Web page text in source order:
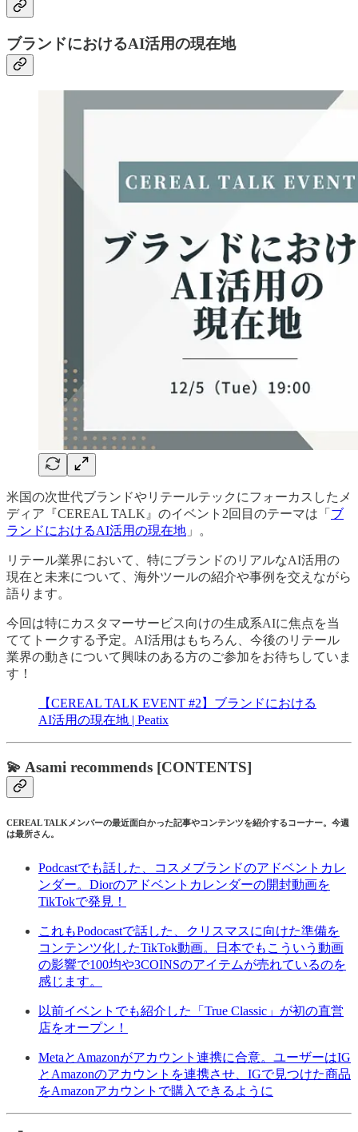
ブランドにおけるAI活用の現在地
米国の次世代ブランドやリテールテックにフォーカスしたメ
ディア『CEREAL TALK』のイベント2回目のテーマは「 ブ
ランドにおけるAI活用の現在地 」。
リテール業界において、特にブランドのリアルなAI活用の
現在と未来について、海外ツールの紹介や事例を交えながら
語ります。
今回は特にカスタマーサービス向けの生成系AIに焦点を当
ててトークする予定。AI活用はもちろん、今後のリテール
業界の動きについて興味のある方のご参加をお待ちしていま
す！
【CEREAL TALK EVENT #2】ブランドにおける
AI活用の現在地 | Peatix
💫 Asami recommends [CONTENTS]
CEREAL TALKメンバーの最近面白かった記事やコンテンツを紹介するコーナー。今週
は最所さん。
Podcastでも話した、コスメブランドのアドベントカレ
ンダー。Diorのアドベントカレンダーの開封動画を
TikTokで発見！
これもPodocastで話した、クリスマスに向けた準備を
コンテンツ化したTikTok動画。日本でもこういう動画
の影響で100均や3COINSのアイテムが売れているのを
感じます。
以前イベントでも紹介した「True Classic」が初の直営
店をオープン！
MetaとAmazonがアカウント連携に合意。ユーザーはIG
とAmazonのアカウントを連携させ、IGで見つけた商品
をAmazonアカウントで購入できるように